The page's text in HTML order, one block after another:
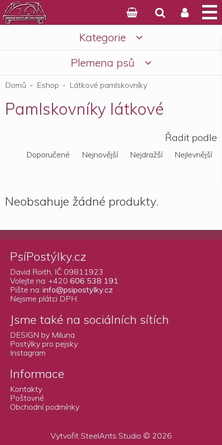

Košík


Kategorie

Plemena psů

Domů - Eshop - Látkové pamlskovníky
Pamlskovníky látkové
Řadit podle
Doporučené Nejnovější Nejdražší Nejlevnější
Neobsahuje žádné produkty.
PsíPostýlky.cz
David Roith, IČ 09811923
Volejte na: +420 606 538 191
Pište na: info@psipostylky.cz
Nejsme plátci DPH.
Jsme také na sociálních sítích
DESIGN by Miluna
Postýlky pro pejsky
Instagram
Informace
Kontakty
Poštovné
Obchodní podmínky
Vytvořit SteelAnts Studio © 2026